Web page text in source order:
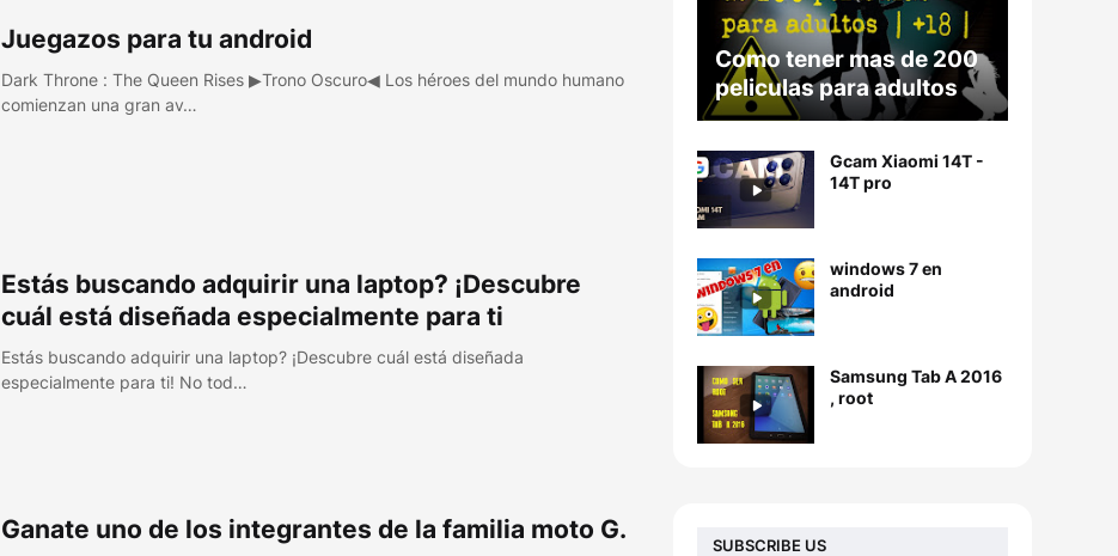
Juegazos para tu android
Dark Throne : The Queen Rises ▶Trono Oscuro◀ Los héroes del mundo humano
comienzan una gran av…
Estás buscando adquirir una laptop? ¡Descubre
cuál está diseñada especialmente para ti
Estás buscando adquirir una laptop? ¡Descubre cuál está diseñada
especialmente para ti! No tod…
Ganate uno de los integrantes de la familia moto G.
Como tener mas de 200
peliculas para adultos
Gcam Xiaomi 14T -
14T pro
windows 7 en
android
Samsung Tab A 2016
, root
SUBSCRIBE US